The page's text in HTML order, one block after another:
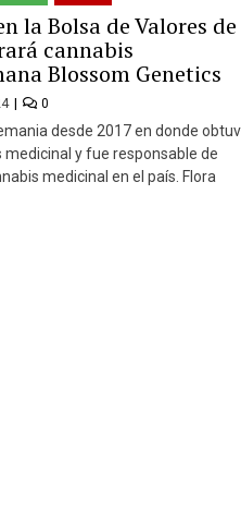
la Bolsa de Valores de
cannabis
Blossom Genetics
0
desde 2017 en donde
medicinal y fue responsable de
medicinal en el país. Flora